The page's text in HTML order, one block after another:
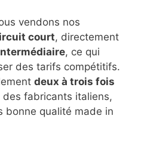
vendons nos
court, directement
, ce qui
des tarifs compétitifs.
deux à trois fois
des fabricants italiens,
bonne qualité made in